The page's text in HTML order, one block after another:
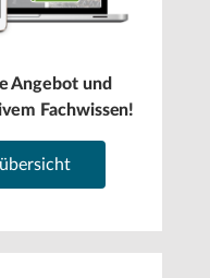
Angebot und
Fachwissen!